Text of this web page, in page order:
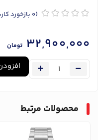
(0 بازخورد
32,900,000 تومان
محصولات مرتبط